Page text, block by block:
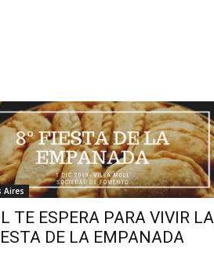
Aires
TE ESPERA PARA VIVIR LA
DE LA EMPANADA